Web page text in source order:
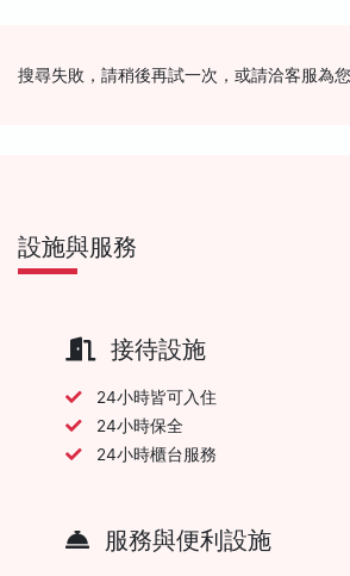
搜尋失敗，請稍後再試一次，或請洽客服為您
設施與服務
接待設施
24小時皆可入住
24小時保全
24小時櫃台服務
服務與便利設施